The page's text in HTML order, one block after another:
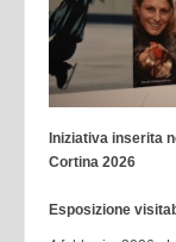
Iniziativa inserita
Cortina 2026
Esposizione